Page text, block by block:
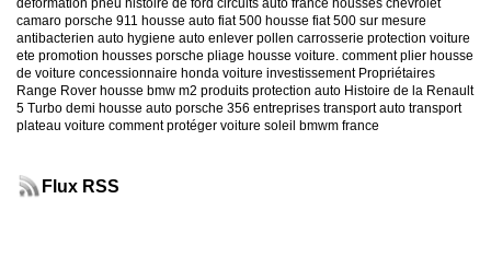
deformation pneu histoire de ford circuits auto france housses chevrolet
camaro porsche 911 housse auto fiat 500 housse fiat 500 sur mesure
antibacterien auto hygiene auto enlever pollen carrosserie protection voiture
ete promotion housses porsche pliage housse voiture. comment plier housse
de voiture concessionnaire honda voiture investissement Propriétaires
Range Rover housse bmw m2 produits protection auto Histoire de la Renault
5 Turbo demi housse auto porsche 356 entreprises transport auto transport
plateau voiture comment protéger voiture soleil bmwm france
Flux RSS